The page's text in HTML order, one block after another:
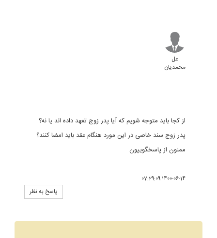
عل
محمدیان
از کجا باید متوجه شویم که آیا پدر زوج تعهد داده اند یا نه؟
پدر زوج سند خاصی در این مورد هنگام عقد باید امضا کنند؟
ممنون از پاسخگوییون
1400-06-14 07:29:09
پاسخ به نظر